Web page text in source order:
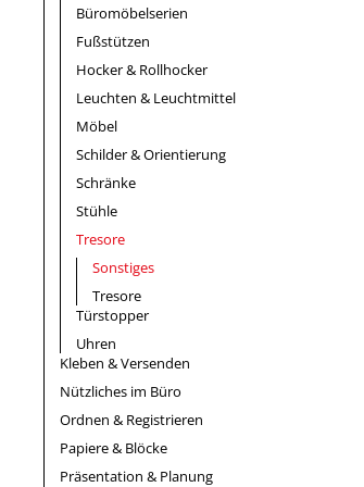
Büromöbelserien
Fußstützen
Hocker & Rollhocker
Leuchten & Leuchtmittel
Möbel
Schilder & Orientierung
Schränke
Stühle
Tresore
Sonstiges
Tresore
Türstopper
Uhren
Kleben & Versenden
Nützliches im Büro
Ordnen & Registrieren
Papiere & Blöcke
Präsentation & Planung